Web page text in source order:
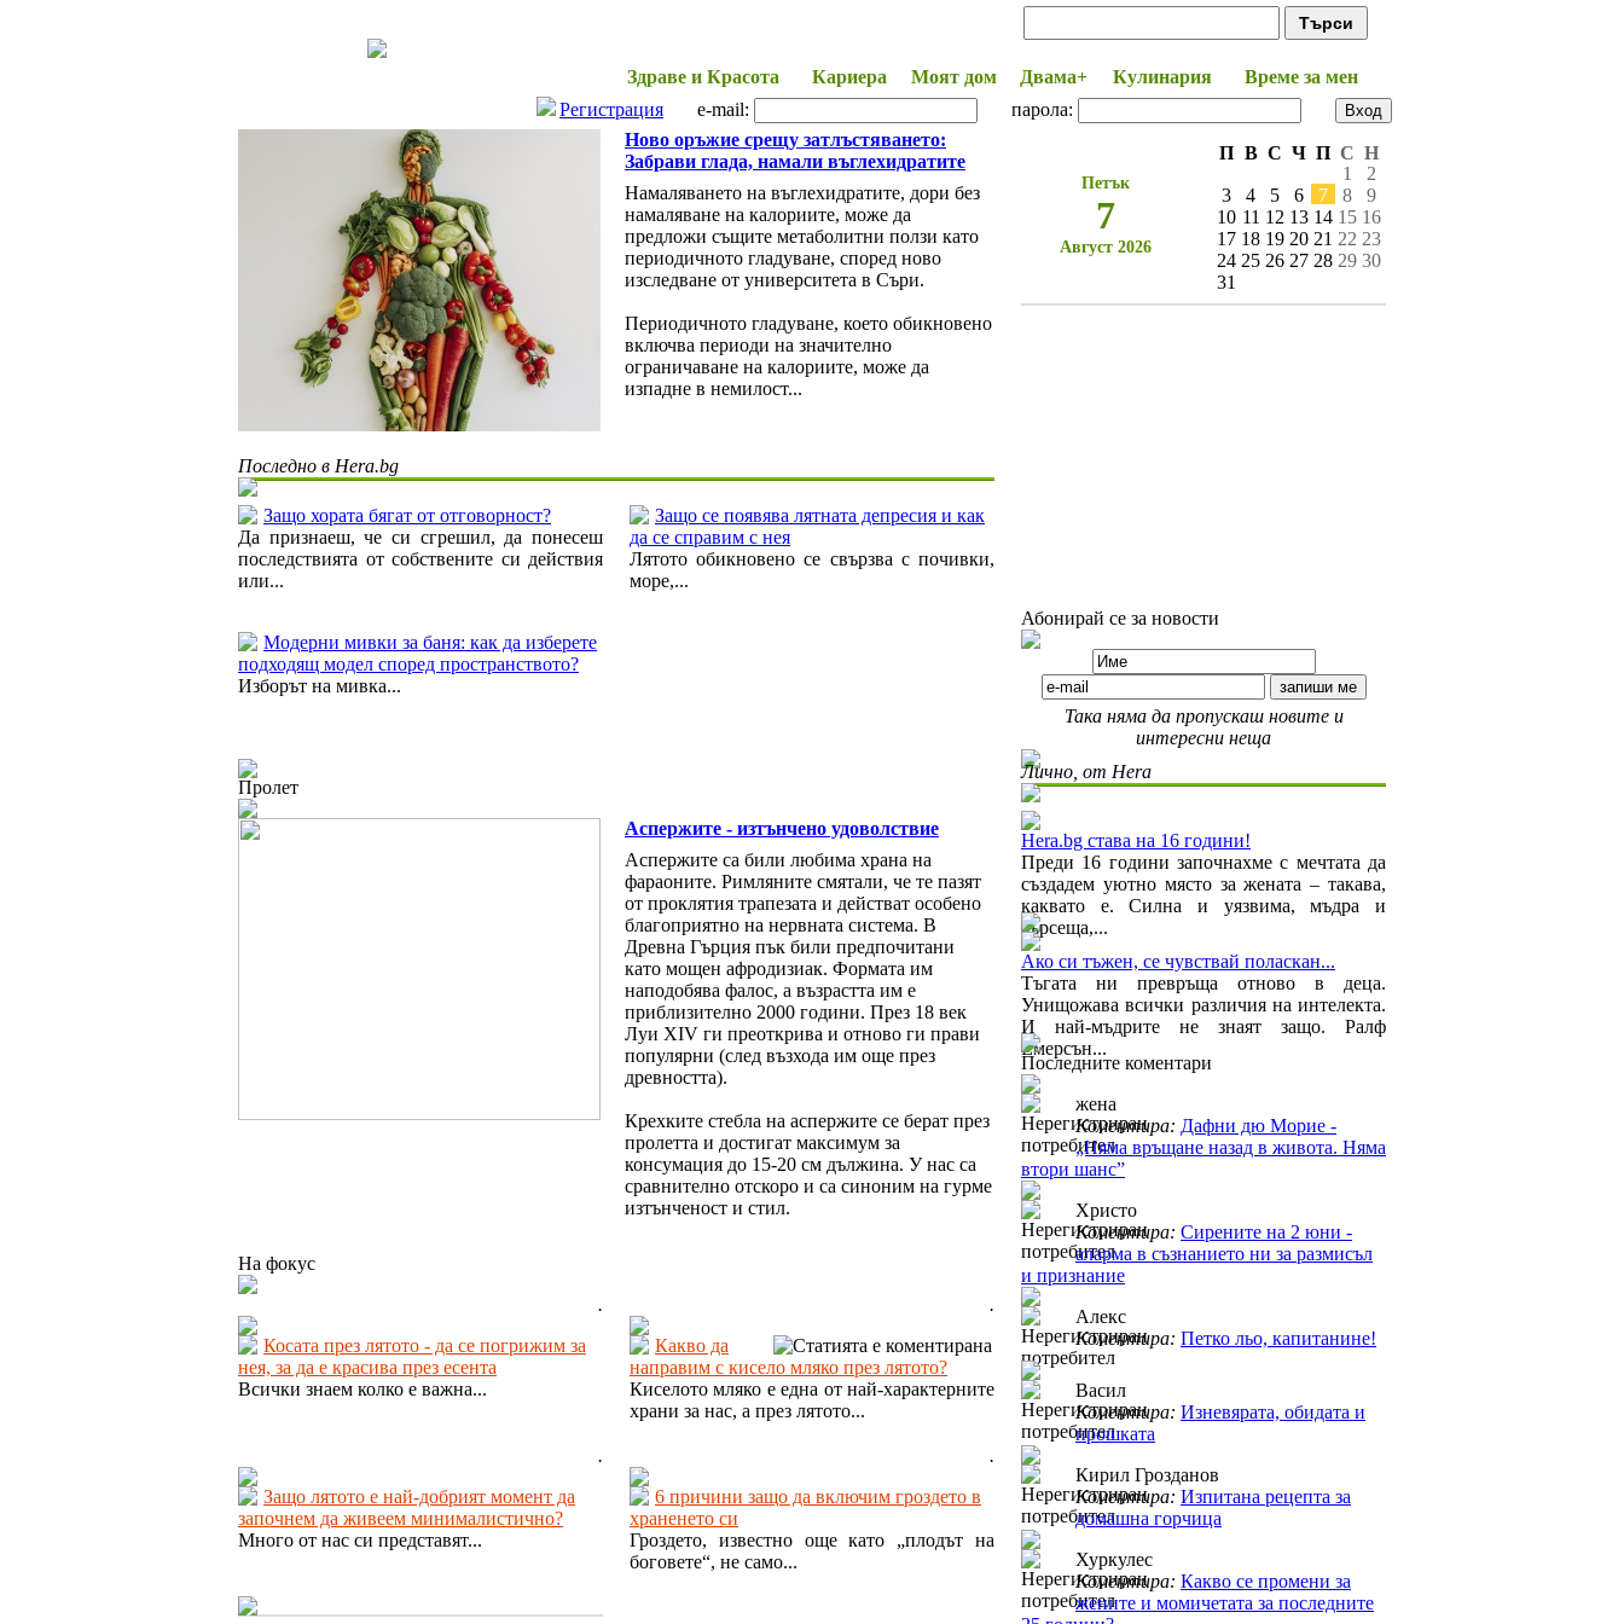
Здраве и Красота Кариера Моят дом Двама+ Кулинария
Време за мен
Регистрация
e-mail:
парола:
Ново оръжие срещу затлъстяването:
Забрави глада, намали въглехидратите
Намаляването на въглехидратите, дори без
намаляване на калориите, може да
предложи същите метаболитни ползи като
периодичното гладуване, според ново
изследване от университета в Съри.
Периодичното гладуване, което обикновено
включва периоди на значително
ограничаване на калориите, може да
изпадне в немилост...
Последно в Hera.bg
Защо хората бягат от отговорност?
Да признаеш, че си сгрешил, да понесеш
последствията от собствените си действия
или...
Защо се появява лятната депресия и как
да се справим с нея
Лятото обикновено се свързва с почивки,
море,...
Модерни мивки за баня: как да изберете
подходящ модел според пространството?
Изборът на мивка...
Пролет
Аспержите - изтънчено удоволствие
Аспержите са били любима храна на
фараоните. Римляните смятали, че те пазят
от проклятия трапезата и действат особено
благоприятно на нервната система. В
Древна Гърция пък били предпочитани
като мощен афродизиак. Формата им
наподобява фалос, а възрастта им е
приблизително 2000 години. През 18 век
Луи XIV ги преоткрива и отново ги прави
популярни (след възхода им още през
древността).
Крехките стебла на аспержите се берат през
пролетта и достигат максимум за
консумация до 15-20 см дължина. У нас са
сравнително отскоро и са синоним на гурме
изтънченост и стил.
На фокус
.
Косата през лятото - да се погрижим за
нея, за да е красива през есента
Всички знаем колко е важна...
.
Какво да
направим с кисело мляко през лятото?
Киселото мляко е една от най-характерните
храни за нас, а през лятото...
.
Защо лятото е най-добрият момент да
започнем да живеем минималистично?
Много от нас си представят...
.
6 причини защо да включим гроздето в
храненето си
Гроздето, известно още като „плодът на
боговете“, не само...
Петък
7
Август 2026
П В С Ч П С Н
1
2
3
4 5 6 7 8
9
10 11 12 13 14 15 16
17 18 19 20 21 22 23
24 25 26 27 28 29 30
31
Абонирай се за новости
Така няма да пропускаш новите и
интересни неща
Лично, от Hera
Hera.bg става на 16 години!
Преди 16 години започнахме с мечтата да
създадем уютно място за жената – такава,
каквато е. Силна и уязвима, мъдра и
търсеща,...
Ако си тъжен, се чувствай поласкан...
Тъгата ни превръща отново в деца.
Унищожава всички различия на интелекта.
И най-мъдрите не знаят защо. Ралф
Емерсън...
Последните коментари
жена
Коментира: Дафни дю Морие -
„Няма връщане назад в живота. Няма
втори шанс”
Христо
Коментира: Сирените на 2 юни -
аларма в съзнанието ни за размисъл
и признание
Алекс
Коментира: Петко льо, капитанине!
Васил
Коментира: Изневярата, обидата и
прошката
Кирил Грозданов
Коментира: Изпитана рецепта за
домашна горчица
Хуркулес
Коментира: Какво се промени за
жените и момичетата за последните